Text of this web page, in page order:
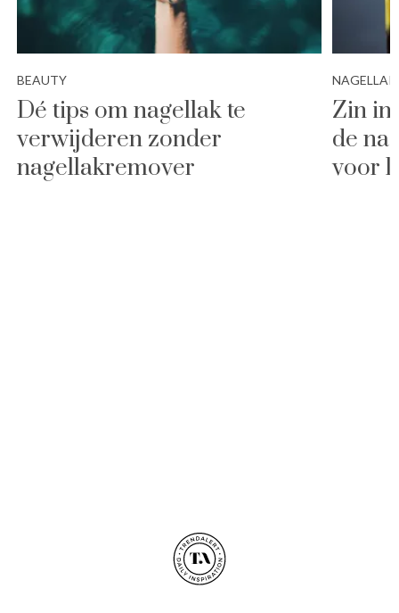
BEAUTY
Dé tips om nagellak te
verwijderen zonder
nagellakremover
NAGELLAK
Zin in
de
voor